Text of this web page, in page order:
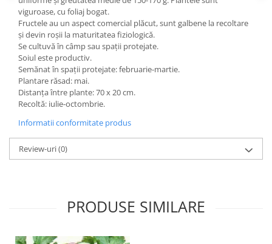
Hrană (furaje)
Hrănitori
Suplimente și grituri
Accesorii pentru făcut cuşti
Curatare copite
Accesorii veterinare
Aditivi furajeri
Promotor
Adjuvanți Promedivet
Sprayuri cicatrizante
Raticide
viguroase, cu foliaj bogat.
Fructele au un aspect comercial plăcut, sunt galbene la recoltare
și devin roșii la maturitatea fiziologică.
Se cultuvă în câmp sau spații protejate.
Soiul este productiv.
Semănat în spații protejate: februarie-martie.
Plantare răsad: mai.
Distanța între plante: 70 x 20 cm.
Recoltă: iulie-octombrie.
Informatii conformitate produs
Review-uri(0)
PRODUSE SIMILARE